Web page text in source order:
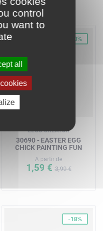
-60%
LEGO CREATOR
30690 - EASTER EGG
CHICK PAINTING FUN
A partir de
1,59 €3,99 €
-18%
control
want to
all